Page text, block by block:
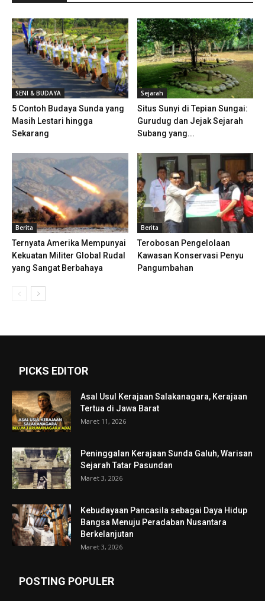
SENI & BUDAYA
5 Contoh Budaya Sunda yang
Masih Lestari hingga
Sekarang
Sejarah
Situs Sunyi di Tepian Sungai:
Gurudug dan Jejak Sejarah
Subang yang...
Berita
Ternyata Amerika Mempunyai
Kekuatan Militer Global Rudal
yang Sangat Berbahaya
Berita
Terobosan Pengelolaan
Kawasan Konservasi Penyu
Pangumbahan
PICKS EDITOR
Asal Usul Kerajaan Salakanagara, Kerajaan
Tertua di Jawa Barat
Maret 11, 2026
Peninggalan Kerajaan Sunda Galuh, Warisan
Sejarah Tatar Pasundan
Maret 3, 2026
Kebudayaan Pancasila sebagai Daya Hidup
Bangsa Menuju Peradaban Nusantara
Berkelanjutan
Maret 3, 2026
POSTING POPULER